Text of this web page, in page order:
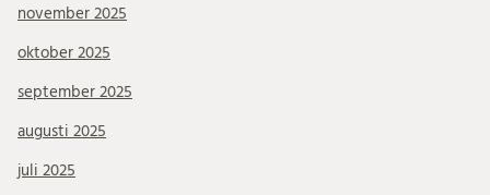
november 2025
oktober 2025
september 2025
augusti 2025
juli 2025